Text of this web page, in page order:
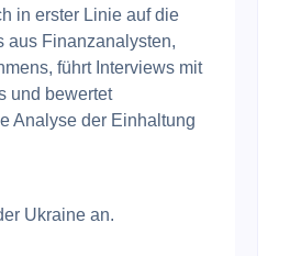
in erster Linie auf die
aus Finanzanalysten,
führt Interviews mit
und bewertet
Analyse der Einhaltung
Ukraine an.